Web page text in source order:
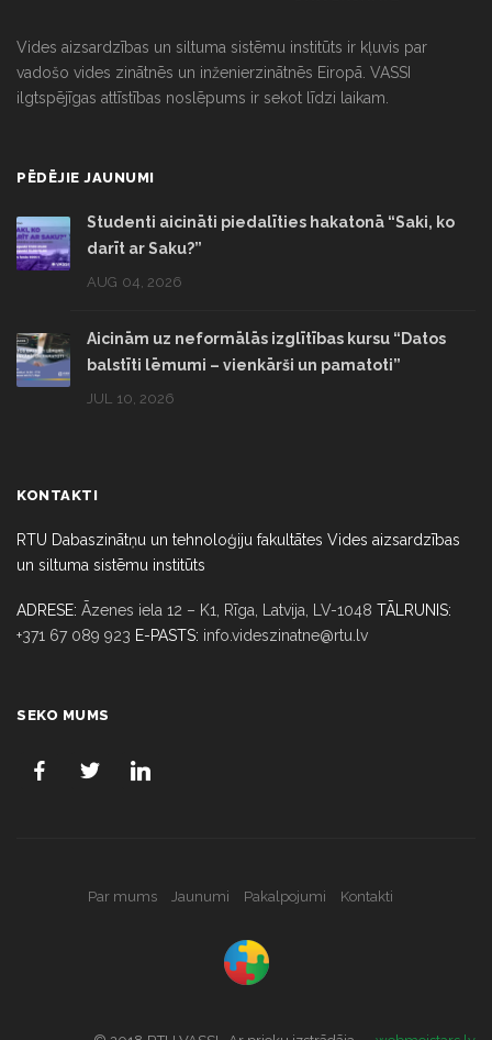
Vides aizsardzības un siltuma sistēmu institūts ir kļuvis par
vadošo vides zinātnēs un inženierzinātnēs Eiropā. VASSI
ilgtspējīgas attīstības noslēpums ir sekot līdzi laikam.
PĒDĒJIE JAUNUMI
Studenti aicināti piedalīties hakatonā “Saki, ko
darīt ar Saku?”
AUG 04, 2026
Aicinām uz neformālās izglītības kursu “Datos
balstīti lēmumi – vienkārši un pamatoti”
JUL 10, 2026
KONTAKTI
RTU Dabaszinātņu un tehnoloģiju fakultātes Vides aizsardzības
un siltuma sistēmu institūts
ADRESE: Āzenes iela 12 – K1, Rīga, Latvija, LV-1048 TĀLRUNIS:
+371 67 089 923 E-PASTS: info.videszinatne@rtu.lv
SEKO MUMS
Par mums Jaunumi Pakalpojumi Kontakti